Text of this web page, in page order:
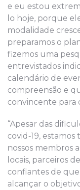
e eu estou
lo hoje, porque
modalidade
preparamos o
fizemos uma
entrevistados
calendário de
compreensão e
convincente para
“Apesar das
covid-19,
nossos membros
locais, parceiros
confiantes de
alcançar o